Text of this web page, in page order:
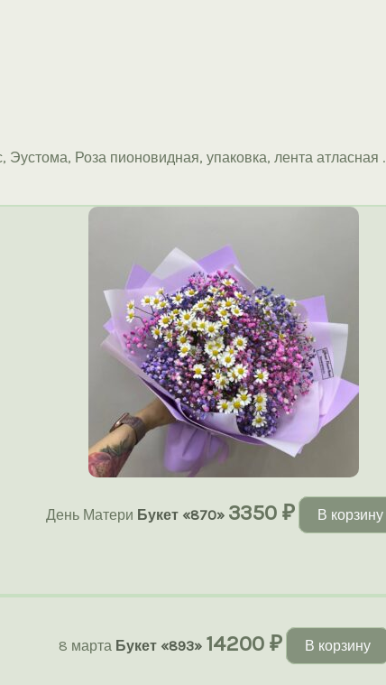
Роза пионовидная, упаковка, лента атласная .
День Матери Букет «870» 3350 ₽ В корзину
8 марта Букет «893» 14200 ₽ В корзину